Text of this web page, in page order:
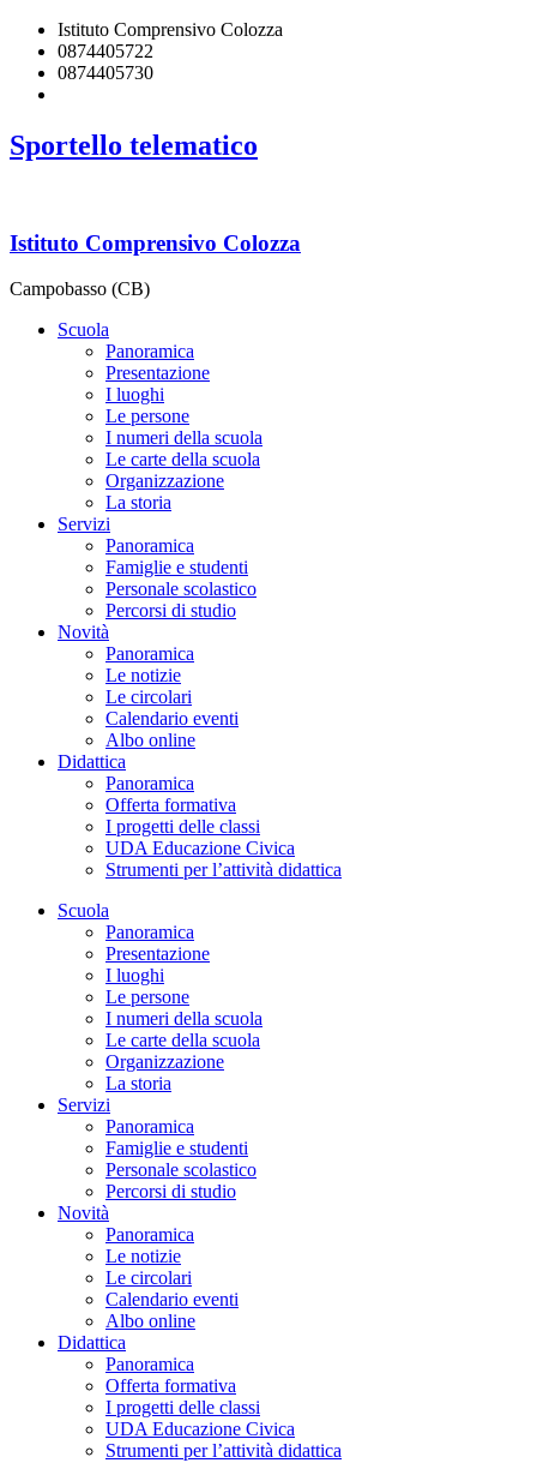
Istituto Comprensivo Colozza
0874405722
0874405730
Sportello telematico
Istituto Comprensivo Colozza
Campobasso (CB)
Scuola
Panoramica
Presentazione
I luoghi
Le persone
I numeri della scuola
Le carte della scuola
Organizzazione
La storia
Servizi
Panoramica
Famiglie e studenti
Personale scolastico
Percorsi di studio
Novità
Panoramica
Le notizie
Le circolari
Calendario eventi
Albo online
Didattica
Panoramica
Offerta formativa
I progetti delle classi
UDA Educazione Civica
Strumenti per l’attività didattica
Scuola
Panoramica
Presentazione
I luoghi
Le persone
I numeri della scuola
Le carte della scuola
Organizzazione
La storia
Servizi
Panoramica
Famiglie e studenti
Personale scolastico
Percorsi di studio
Novità
Panoramica
Le notizie
Le circolari
Calendario eventi
Albo online
Didattica
Panoramica
Offerta formativa
I progetti delle classi
UDA Educazione Civica
Strumenti per l’attività didattica